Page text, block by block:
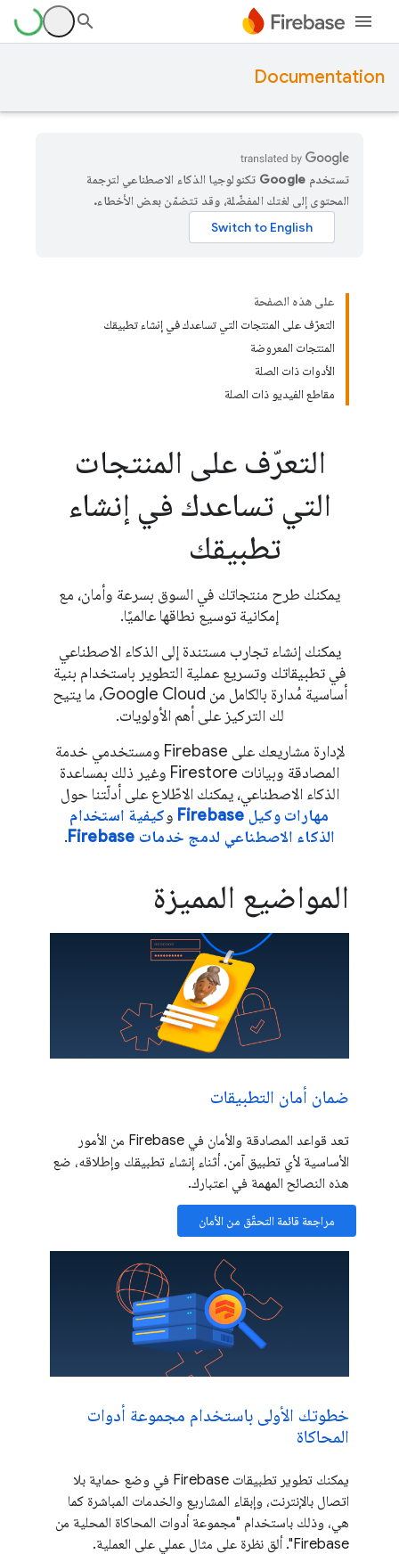
Documentation
تستخدم Google تكنولوجيا الذكاء الاصطناعي لترجمة
المحتوى إلى لغتك المفضّلة، وقد تتضمّن بعض الأخطاء.
على هذه الصفحة
التعرّف على المنتجات التي تساعدك في إنشاء تطبيقك
المنتجات المعروضة
الأدوات ذات الصلة
مقاطع الفيديو ذات الصلة
التعرّف على المنتجات
التي تساعدك في إنشاء
تطبيقك
يمكنك طرح منتجاتك في السوق بسرعة وأمان، مع
إمكانية توسيع نطاقها عالميًا.
يمكنك إنشاء تجارب مستندة إلى الذكاء الاصطناعي
في تطبيقاتك وتسريع عملية التطوير باستخدام بنية
أساسية مُدارة بالكامل من Google Cloud، ما يتيح
لك التركيز على أهم الأولويات.
لإدارة مشاريعك على Firebase ومستخدمي خدمة
المصادقة وبيانات Firestore وغير ذلك بمساعدة
الذكاء الاصطناعي، يمكنك الاطّلاع على أدلّتنا حول
مهارات وكيل Firebase
وكيفية استخدام
الذكاء الاصطناعي لدمج خدمات Firebase
.
المواضيع المميزة
ضمان أمان التطبيقات
تعد قواعد المصادقة والأمان في Firebase من الأمور
الأساسية لأي تطبيق آمن. أثناء إنشاء تطبيقك وإطلاقه، ضع
هذه النصائح المهمة في اعتبارك.
مراجعة قائمة التحقّق من الأمان
خطوتك الأولى باستخدام مجموعة أدوات
المحاكاة
يمكنك تطوير تطبيقات Firebase في وضع حماية بلا
اتصال بالإنترنت، وإبقاء المشاريع والخدمات المباشرة كما
هي، وذلك باستخدام "مجموعة أدوات المحاكاة المحلية من
Firebase". ألق نظرة على مثال عملي على العملية.